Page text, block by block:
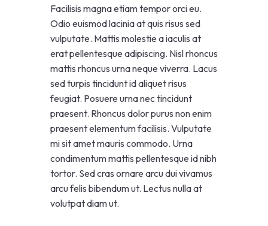
Facilisis magna etiam tempor orci eu.
Odio euismod lacinia at quis risus sed
vulputate. Mattis molestie a iaculis at
erat pellentesque adipiscing. Nisl rhoncus
mattis rhoncus urna neque viverra. Lacus
sed turpis tincidunt id aliquet risus
feugiat. Posuere urna nec tincidunt
praesent. Rhoncus dolor purus non enim
praesent elementum facilisis. Vulputate
mi sit amet mauris commodo. Urna
condimentum mattis pellentesque id nibh
tortor. Sed cras ornare arcu dui vivamus
arcu felis bibendum ut. Lectus nulla at
volutpat diam ut.